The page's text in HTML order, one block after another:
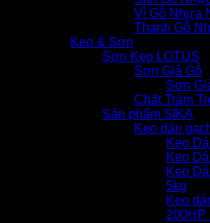
Vỉ Gỗ Nhựa
Thanh Gỗ
Keo & Sơn
Sơn Keo LOTUS
Sơn Giả Gỗ
Sơn
Chất Trám
Sản phẩm SIKA
Keo dán
Keo
Keo
Keo
5kg
Keo
200HP